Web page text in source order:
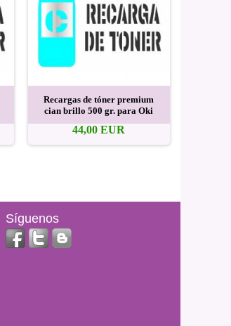
Recargas de tóner premium
cian brillo 500 gr. para Oki
44,00 EUR
Síguenos